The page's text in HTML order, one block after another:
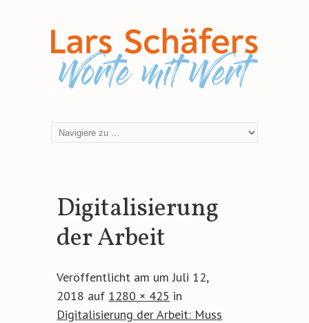
Digitalisierung
der Arbeit
Veröffentlicht am umJuli 12,
2018 auf 1280 × 425 in
Digitalisierung der Arbeit: Muss